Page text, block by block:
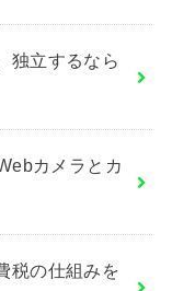
独立するなら
カメラとカ
税の仕組みを